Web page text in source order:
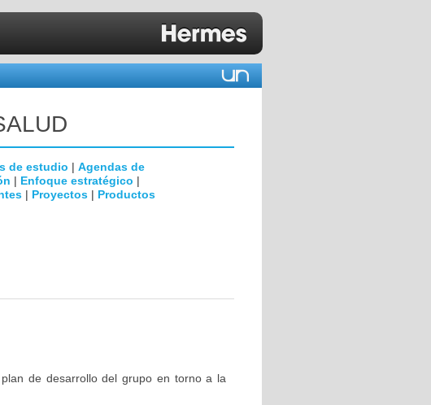
de estudio | Agendas de
| Enfoque estratégico |
| Proyectos | Productos
de desarrollo del grupo en torno a la